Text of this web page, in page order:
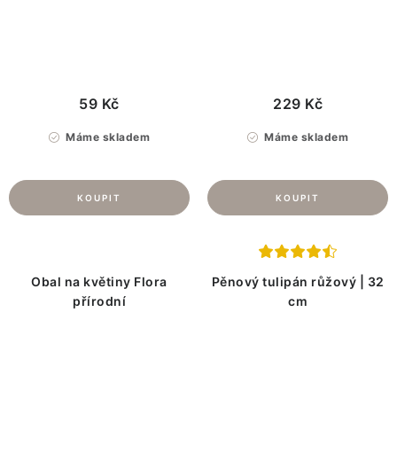
Máme skladem
59 Kč
Máme skladem
229 Kč
Obal na květiny Flora
přírodní
Pěnový tulipán růžový | 32
cm